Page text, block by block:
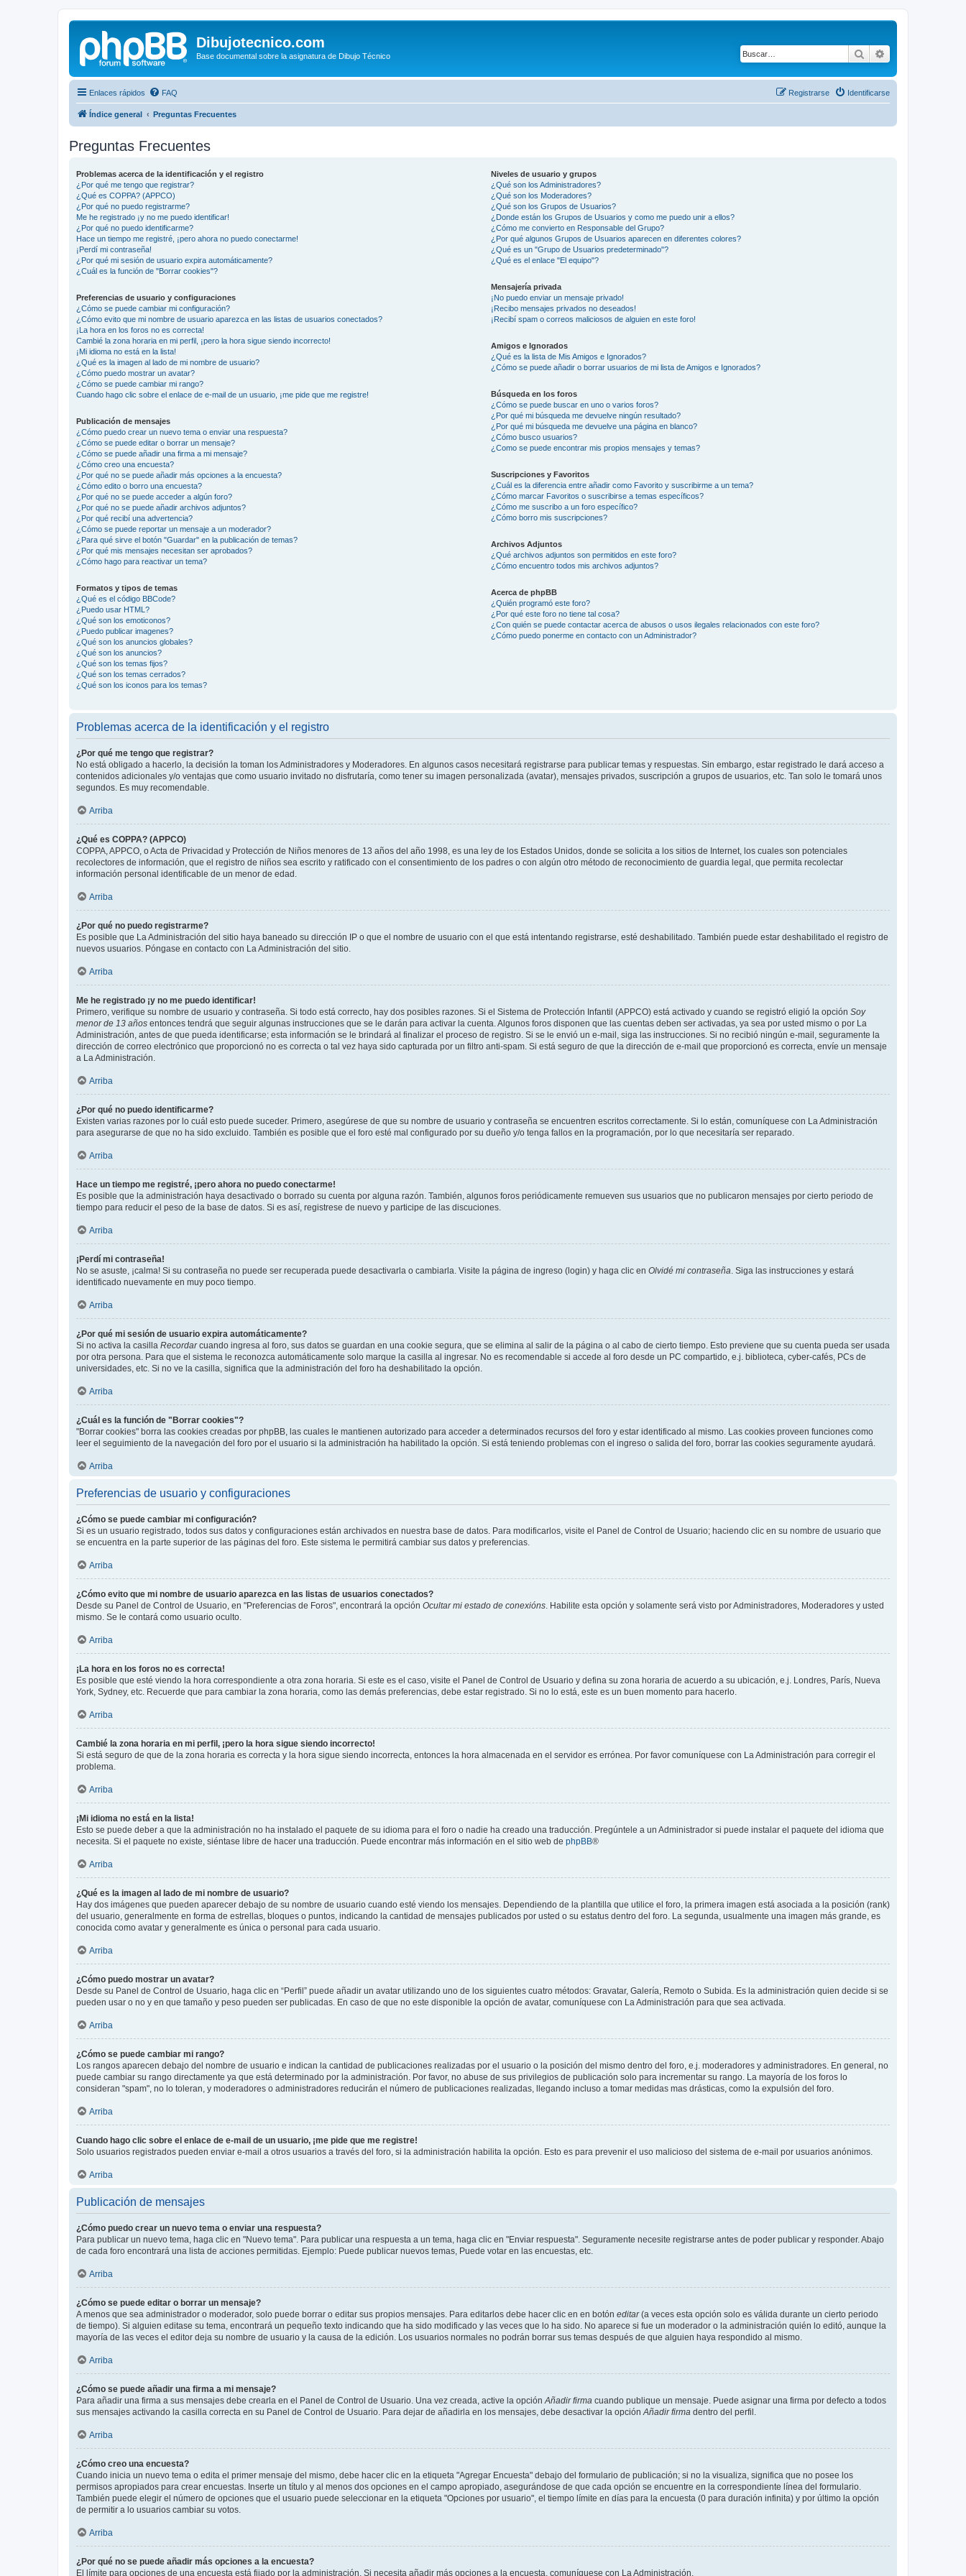
Dibujotecnico.com
Base documental sobre la asignatura de Dibujo Técnico Buscar
Enlaces rápidos FAQ Identificarse
Registrarse
Índice general Preguntas Frecuentes
Preguntas Frecuentes
Problemas acerca de la identificación y el registro
¿Por qué me tengo que registrar?
¿Qué es COPPA? (APPCO)
¿Por qué no puedo registrarme?
Me he registrado ¡y no me puedo identificar!
¿Por qué no puedo identificarme?
Hace un tiempo me registré, ¡pero ahora no puedo conectarme!
¡Perdí mi contraseña!
¿Por qué mi sesión de usuario expira automáticamente?
¿Cuál es la función de "Borrar cookies"?
Preferencias de usuario y configuraciones
¿Cómo se puede cambiar mi configuración?
¿Cómo evito que mi nombre de usuario aparezca en las listas de usuarios conectados?
¡La hora en los foros no es correcta!
Cambié la zona horaria en mi perfil, ¡pero la hora sigue siendo incorrecto!
¡Mi idioma no está en la lista!
¿Qué es la imagen al lado de mi nombre de usuario?
¿Cómo puedo mostrar un avatar?
¿Cómo se puede cambiar mi rango?
Cuando hago clic sobre el enlace de e-mail de un usuario, ¡me pide que me registre!
Publicación de mensajes
¿Cómo puedo crear un nuevo tema o enviar una respuesta?
¿Cómo se puede editar o borrar un mensaje?
¿Cómo se puede añadir una firma a mi mensaje?
¿Cómo creo una encuesta?
¿Por qué no se puede añadir más opciones a la encuesta?
¿Cómo edito o borro una encuesta?
¿Por qué no se puede acceder a algún foro?
¿Por qué no se puede añadir archivos adjuntos?
¿Por qué recibí una advertencia?
¿Cómo se puede reportar un mensaje a un moderador?
¿Para qué sirve el botón "Guardar" en la publicación de temas?
¿Por qué mis mensajes necesitan ser aprobados?
¿Cómo hago para reactivar un tema?
Formatos y tipos de temas
¿Qué es el código BBCode?
¿Puedo usar HTML?
¿Qué son los emoticonos?
¿Puedo publicar imagenes?
¿Qué son los anuncios globales?
¿Qué son los anuncios?
¿Qué son los temas fijos?
¿Qué son los temas cerrados?
¿Qué son los iconos para los temas?
Niveles de usuario y grupos
¿Qué son los Administradores?
¿Qué son los Moderadores?
¿Qué son los Grupos de Usuarios?
¿Donde están los Grupos de Usuarios y como me puedo unir a ellos?
¿Cómo me convierto en Responsable del Grupo?
¿Por qué algunos Grupos de Usuarios aparecen en diferentes colores?
¿Qué es un "Grupo de Usuarios predeterminado"?
¿Qué es el enlace "El equipo"?
Mensajería privada
¡No puedo enviar un mensaje privado!
¡Recibo mensajes privados no deseados!
¡Recibí spam o correos maliciosos de alguien en este foro!
Amigos e Ignorados
¿Qué es la lista de Mis Amigos e Ignorados?
¿Cómo se puede añadir o borrar usuarios de mi lista de Amigos e Ignorados?
Búsqueda en los foros
¿Cómo se puede buscar en uno o varios foros?
¿Por qué mi búsqueda me devuelve ningún resultado?
¿Por qué mi búsqueda me devuelve una página en blanco?
¿Cómo busco usuarios?
¿Como se puede encontrar mis propios mensajes y temas?
Suscripciones y Favoritos
¿Cuál es la diferencia entre añadir como Favorito y suscribirme a un tema?
¿Cómo marcar Favoritos o suscribirse a temas específicos?
¿Cómo me suscribo a un foro específico?
¿Cómo borro mis suscripciones?
Archivos Adjuntos
¿Qué archivos adjuntos son permitidos en este foro?
¿Cómo encuentro todos mis archivos adjuntos?
Acerca de phpBB
¿Quién programó este foro?
¿Por qué este foro no tiene tal cosa?
¿Con quién se puede contactar acerca de abusos o usos ilegales relacionados con este foro?
¿Cómo puedo ponerme en contacto con un Administrador?
Problemas acerca de la identificación y el registro
¿Por qué me tengo que registrar?
No está obligado a hacerlo, la decisión la toman los Administradores y Moderadores. En algunos casos necesitará registrarse para publicar temas y respuestas. Sin embargo, estar registrado le dará acceso a
contenidos adicionales y/o ventajas que como usuario invitado no disfrutaría, como tener su imagen personalizada (avatar), mensajes privados, suscripción a grupos de usuarios, etc. Tan solo le tomará unos
segundos. Es muy recomendable.
Arriba
¿Qué es COPPA? (APPCO)
COPPA, APPCO, o Acta de Privacidad y Protección de Niños menores de 13 años del año 1998, es una ley de los Estados Unidos, donde se solicita a los sitios de Internet, los cuales son potenciales
recolectores de información, que el registro de niños sea escrito y ratificado con el consentimiento de los padres o con algún otro método de reconocimiento de guardia legal, que permita recolectar
información personal identificable de un menor de edad.
Arriba
¿Por qué no puedo registrarme?
Es posible que La Administración del sitio haya baneado su dirección IP o que el nombre de usuario con el que está intentando registrarse, esté deshabilitado. También puede estar deshabilitado el registro de
nuevos usuarios. Póngase en contacto con La Administración del sitio.
Arriba
Me he registrado ¡y no me puedo identificar!
Primero, verifique su nombre de usuario y contraseña. Si todo está correcto, hay dos posibles razones. Si el Sistema de Protección Infantil (APPCO) está activado y cuando se registró eligió la opción Soy
menor de 13 años entonces tendrá que seguir algunas instrucciones que se le darán para activar la cuenta. Algunos foros disponen que las cuentas deben ser activadas, ya sea por usted mismo o por La
Administración, antes de que pueda identificarse; esta información se le brindará al finalizar el proceso de registro. Si se le envió un e-mail, siga las instrucciones. Si no recibió ningún e-mail, seguramente la
dirección de correo electrónico que proporcionó no es correcta o tal vez haya sido capturada por un filtro anti-spam. Si está seguro de que la dirección de e-mail que proporcionó es correcta, envíe un mensaje
a La Administración.
Arriba
¿Por qué no puedo identificarme?
Existen varias razones por lo cuál esto puede suceder. Primero, asegúrese de que su nombre de usuario y contraseña se encuentren escritos correctamente. Si lo están, comuníquese con La Administración
para asegurarse de que no ha sido excluido. También es posible que el foro esté mal configurado por su dueño y/o tenga fallos en la programación, por lo que necesitaría ser reparado.
Arriba
Hace un tiempo me registré, ¡pero ahora no puedo conectarme!
Es posible que la administración haya desactivado o borrado su cuenta por alguna razón. También, algunos foros periódicamente remueven sus usuarios que no publicaron mensajes por cierto periodo de
tiempo para reducir el peso de la base de datos. Si es así, registrese de nuevo y participe de las discuciones.
Arriba
¡Perdí mi contraseña!
No se asuste, ¡calma! Si su contraseña no puede ser recuperada puede desactivarla o cambiarla. Visite la página de ingreso (login) y haga clic en Olvidé mi contraseña . Siga las instrucciones y estará
identificado nuevamente en muy poco tiempo.
Arriba
¿Por qué mi sesión de usuario expira automáticamente?
Si no activa la casilla Recordarcuando ingresa al foro, sus datos se guardan en una cookie segura, que se elimina al salir de la página o al cabo de cierto tiempo. Esto previene que su cuenta pueda ser usada
por otra persona. Para que el sistema le reconozca automáticamente solo marque la casilla al ingresar. No es recomendable si accede al foro desde un PC compartido, e.j. biblioteca, cyber-cafés, PCs de
universidades, etc. Si no ve la casilla, significa que la administración del foro ha deshabilitado la opción.
Arriba
¿Cuál es la función de "Borrar cookies"?
"Borrar cookies" borra las cookies creadas por phpBB, las cuales le mantienen autorizado para acceder a determinados recursos del foro y estar identificado al mismo. Las cookies proveen funciones como
leer el seguimiento de la navegación del foro por el usuario si la administración ha habilitado la opción. Si está teniendo problemas con el ingreso o salida del foro, borrar las cookies seguramente ayudará.
Arriba
Preferencias de usuario y configuraciones
¿Cómo se puede cambiar mi configuración?
Si es un usuario registrado, todos sus datos y configuraciones están archivados en nuestra base de datos. Para modificarlos, visite el Panel de Control de Usuario; haciendo clic en su nombre de usuario que
se encuentra en la parte superior de las páginas del foro. Este sistema le permitirá cambiar sus datos y preferencias.
Arriba
¿Cómo evito que mi nombre de usuario aparezca en las listas de usuarios conectados?
Desde su Panel de Control de Usuario, en "Preferencias de Foros", encontrará la opción Ocultar mi estado de conexións . Habilite esta opción y solamente será visto por Administradores, Moderadores y usted
mismo. Se le contará como usuario oculto.
Arriba
¡La hora en los foros no es correcta!
Es posible que esté viendo la hora correspondiente a otra zona horaria. Si este es el caso, visite el Panel de Control de Usuario y defina su zona horaria de acuerdo a su ubicación, e.j. Londres, París, Nueva
York, Sydney, etc. Recuerde que para cambiar la zona horaria, como las demás preferencias, debe estar registrado. Si no lo está, este es un buen momento para hacerlo.
Arriba
Cambié la zona horaria en mi perfil, ¡pero la hora sigue siendo incorrecto!
Si está seguro de que de la zona horaria es correcta y la hora sigue siendo incorrecta, entonces la hora almacenada en el servidor es errónea. Por favor comuníquese con La Administración para corregir el
problema.
Arriba
¡Mi idioma no está en la lista!
Esto se puede deber a que la administración no ha instalado el paquete de su idioma para el foro o nadie ha creado una traducción. Pregúntele a un Administrador si puede instalar el paquete del idioma que
necesita. Si el paquete no existe, siéntase libre de hacer una traducción. Puede encontrar más información en el sitio web de phpBB®
Arriba
¿Qué es la imagen al lado de mi nombre de usuario?
Hay dos imágenes que pueden aparecer debajo de su nombre de usuario cuando esté viendo los mensajes. Dependiendo de la plantilla que utilice el foro, la primera imagen está asociada a la posición (rank)
del usuario, generalmente en forma de estrellas, bloques o puntos, indicando la cantidad de mensajes publicados por usted o su estatus dentro del foro. La segunda, usualmente una imagen más grande, es
conocida como avatar y generalmente es única o personal para cada usuario.
Arriba
¿Cómo puedo mostrar un avatar?
Desde su Panel de Control de Usuario, haga clic en “Perfil” puede añadir un avatar utilizando uno de los siguientes cuatro métodos: Gravatar, Galería, Remoto o Subida. Es la administración quien decide si se
pueden usar o no y en que tamaño y peso pueden ser publicadas. En caso de que no este disponible la opción de avatar, comuníquese con La Administración para que sea activada.
Arriba
¿Cómo se puede cambiar mi rango?
Los rangos aparecen debajo del nombre de usuario e indican la cantidad de publicaciones realizadas por el usuario o la posición del mismo dentro del foro, e.j. moderadores y administradores. En general, no
puede cambiar su rango directamente ya que está determinado por la administración. Por favor, no abuse de sus privilegios de publicación solo para incrementar su rango. La mayoría de los foros lo
consideran "spam", no lo toleran, y moderadores o administradores reducirán el número de publicaciones realizadas, llegando incluso a tomar medidas mas drásticas, como la expulsión del foro.
Arriba
Cuando hago clic sobre el enlace de e-mail de un usuario, ¡me pide que me registre!
Solo usuarios registrados pueden enviar e-mail a otros usuarios a través del foro, si la administración habilita la opción. Esto es para prevenir el uso malicioso del sistema de e-mail por usuarios anónimos.
Arriba
Publicación de mensajes
¿Cómo puedo crear un nuevo tema o enviar una respuesta?
Para publicar un nuevo tema, haga clic en "Nuevo tema". Para publicar una respuesta a un tema, haga clic en "Enviar respuesta". Seguramente necesite registrarse antes de poder publicar y responder. Abajo
de cada foro encontrará una lista de acciones permitidas. Ejemplo: Puede publicar nuevos temas, Puede votar en las encuestas, etc.
Arriba
¿Cómo se puede editar o borrar un mensaje?
A menos que sea administrador o moderador, solo puede borrar o editar sus propios mensajes. Para editarlos debe hacer clic en en botón editar(a veces esta opción solo es válida durante un cierto periodo
de tiempo). Si alguien editase su tema, encontrará un pequeño texto indicando que ha sido modificado y las veces que lo ha sido. No aparece si fue un moderador o la administración quién lo editó, aunque la
mayoría de las veces el editor deja su nombre de usuario y la causa de la edición. Los usuarios normales no podrán borrar sus temas después de que alguien haya respondido al mismo.
Arriba
¿Cómo se puede añadir una firma a mi mensaje?
Para añadir una firma a sus mensajes debe crearla en el Panel de Control de Usuario. Una vez creada, active la opción Añadir firma cuando publique un mensaje. Puede asignar una firma por defecto a todos
sus mensajes activando la casilla correcta en su Panel de Control de Usuario. Para dejar de añadirla en los mensajes, debe desactivar la opción Añadir firma dentro del perfil.
Arriba
¿Cómo creo una encuesta?
Cuando inicia un nuevo tema o edita el primer mensaje del mismo, debe hacer clic en la etiqueta "Agregar Encuesta" debajo del formulario de publicación; si no la visualiza, significa que no posee los
permisos apropiados para crear encuestas. Inserte un título y al menos dos opciones en el campo apropiado, asegurándose de que cada opción se encuentre en la correspondiente línea del formulario.
También puede elegir el número de opciones que el usuario puede seleccionar en la etiqueta "Opciones por usuario", el tiempo límite en días para la encuesta (0 para duración infinita) y por último la opción
de permitir a lo usuarios cambiar su votos.
Arriba
¿Por qué no se puede añadir más opciones a la encuesta?
El límite para opciones de una encuesta está fijado por la administración. Si necesita añadir más opciones a la encuesta, comuníquese con La Administración.